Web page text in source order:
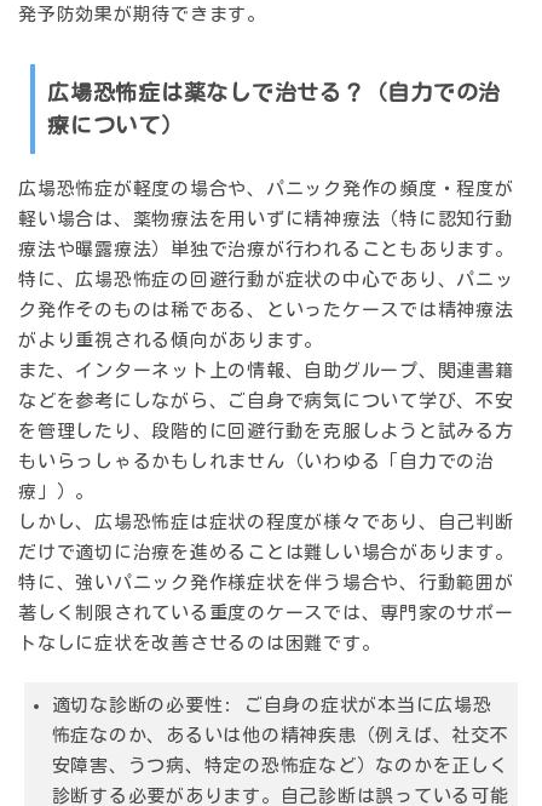
発予防効果が期待できます。
広場恐怖症は薬なしで治せる？（自力での治
療について）
広場恐怖症が軽度の場合や、パニック発作の頻度・程度が
軽い場合は、薬物療法を用いずに精神療法（特に認知行動
療法や曝露療法）単独で治療が行われることもあります。
特に、広場恐怖症の回避行動が症状の中心であり、パニッ
ク発作そのものは稀である、といったケースでは精神療法
がより重視される傾向があります。
また、インターネット上の情報、自助グループ、関連書籍
などを参考にしながら、ご自身で病気について学び、不安
を管理したり、段階的に回避行動を克服しようと試みる方
もいらっしゃるかもしれません（いわゆる「自力での治
療」）。
しかし、広場恐怖症は症状の程度が様々であり、自己判断
だけで適切に治療を進めることは難しい場合があります。
特に、強いパニック発作様症状を伴う場合や、行動範囲が
著しく制限されている重度のケースでは、専門家のサポー
トなしに症状を改善させるのは困難です。
適切な診断の必要性:
ご自身の症状が本当に広場恐
怖症なのか、あるいは他の精神疾患（例えば、社交不
安障害、うつ病、特定の恐怖症など）なのかを正しく
診断する必要があります。自己診断は誤っている可能